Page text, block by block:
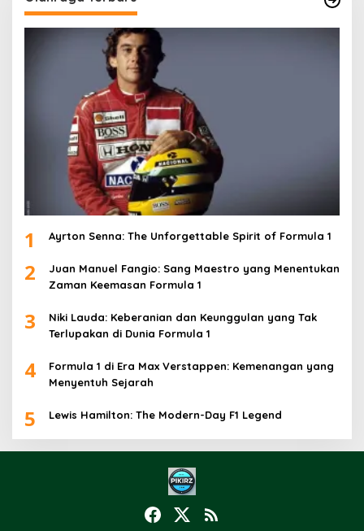
1 Ayrton Senna: The Unforgettable Spirit of Formula 1
2
Juan Manuel Fangio: Sang Maestro yang Menentukan
Zaman Keemasan Formula 1
3
Niki Lauda: Keberanian dan Keunggulan yang Tak
Terlupakan di Dunia Formula 1
4
Formula 1 di Era Max Verstappen: Kemenangan yang
Menyentuh Sejarah
5 Lewis Hamilton: The Modern-Day F1 Legend